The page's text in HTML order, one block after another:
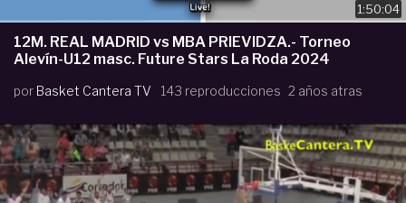
1:50:04
12M. REAL MADRID vs MBA PRIEVIDZA.- Torneo
Alevín-U12 masc. Future Stars La Roda 2024
por Basket Cantera TV 143 reproducciones 2 años atras